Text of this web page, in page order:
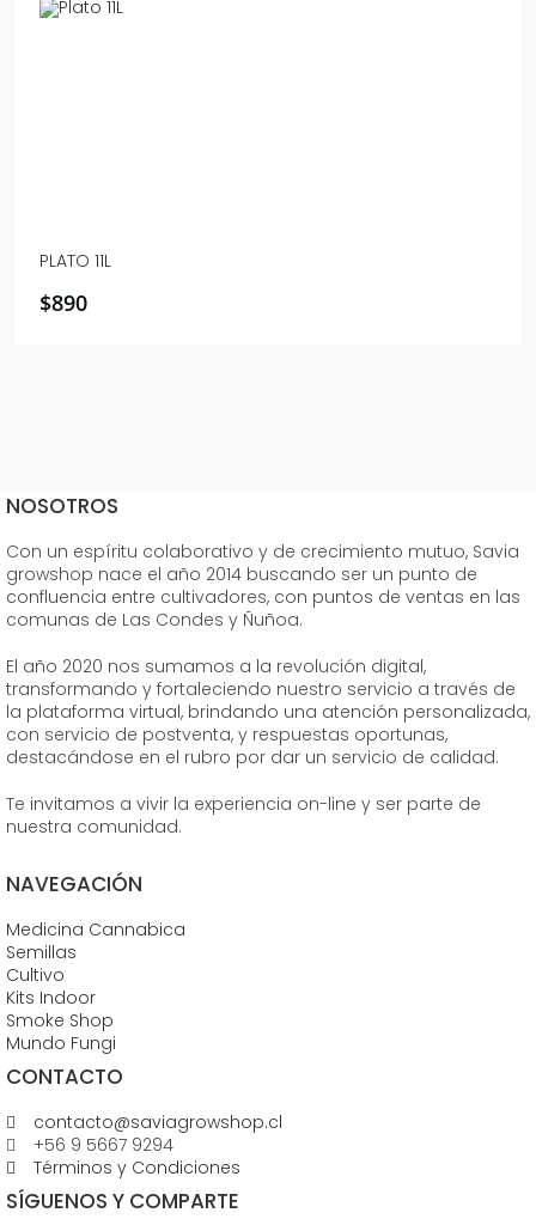
PLATO 11L
$890
NOSOTROS
Con un espíritu colaborativo y de crecimiento mutuo, Savia
growshop nace el año 2014 buscando ser un punto de
confluencia entre cultivadores, con puntos de ventas en las
comunas de Las Condes y Ñuñoa.
El año 2020 nos sumamos a la revolución digital,
transformando y fortaleciendo nuestro servicio a través de
la plataforma virtual, brindando una atención personalizada,
con servicio de postventa, y respuestas oportunas,
destacándose en el rubro por dar un servicio de calidad.
Te invitamos a vivir la experiencia on-line y ser parte de
nuestra comunidad.
NAVEGACIÓN
Medicina Cannabica
Semillas
Cultivo
Kits Indoor
Smoke Shop
Mundo Fungi
CONTACTO
contacto@saviagrowshop.cl
+56 9 5667 9294
Términos y Condiciones
SÍGUENOS Y COMPARTE